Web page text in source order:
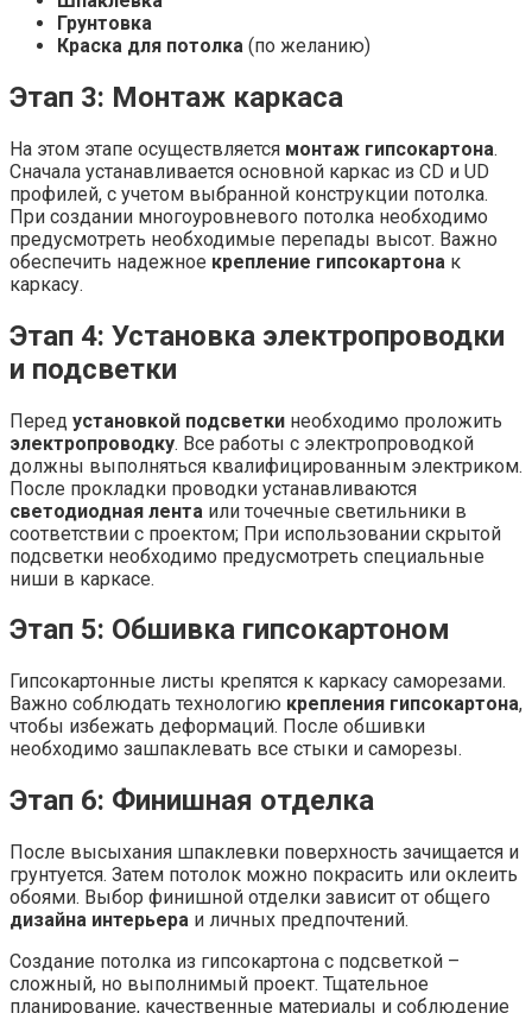
Грунтовка
Краска для потолка (по желанию)
Этап 3: Монтаж каркаса
На этом этапе осуществляется монтаж гипсокартона.
Сначала устанавливается основной каркас из CD и UD
профилей, с учетом выбранной конструкции потолка.
При создании многоуровневого потолка необходимо
предусмотреть необходимые перепады высот. Важно
обеспечить надежное крепление гипсокартона к
каркасу.
Этап 4: Установка электропроводки
и подсветки
Перед установкой подсветки необходимо проложить
электропроводку. Все работы с электропроводкой
должны выполняться квалифицированным электриком.
После прокладки проводки устанавливаются
светодиодная лента или точечные светильники в
соответствии с проектом; При использовании скрытой
подсветки необходимо предусмотреть специальные
ниши в каркасе.
Этап 5: Обшивка гипсокартоном
Гипсокартонные листы крепятся к каркасу саморезами.
Важно соблюдать технологию крепления гипсокартона,
чтобы избежать деформаций. После обшивки
необходимо зашпаклевать все стыки и саморезы.
Этап 6: Финишная отделка
После высыхания шпаклевки поверхность зачищается и
грунтуется. Затем потолок можно покрасить или оклеить
обоями. Выбор финишной отделки зависит от общего
дизайна интерьера и личных предпочтений.
Создание потолка из гипсокартона с подсветкой –
сложный, но выполнимый проект. Тщательное
планирование, качественные материалы и соблюдение